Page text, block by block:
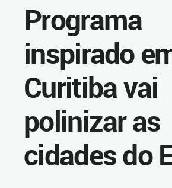
Programa
inspirado
Curitiba vai
polinizar as
cidades do